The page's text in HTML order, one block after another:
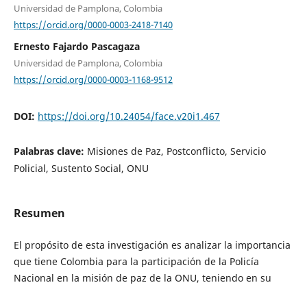
Universidad de Pamplona, Colombia
https://orcid.org/0000-0003-2418-7140
Ernesto Fajardo Pascagaza
Universidad de Pamplona, Colombia
https://orcid.org/0000-0003-1168-9512
DOI: https://doi.org/10.24054/face.v20i1.467
Palabras clave: Misiones de Paz, Postconflicto, Servicio
Policial, Sustento Social, ONU
Resumen
El propósito de esta investigación es analizar la importancia
que tiene Colombia para la participación de la Policía
Nacional en la misión de paz de la ONU, teniendo en su